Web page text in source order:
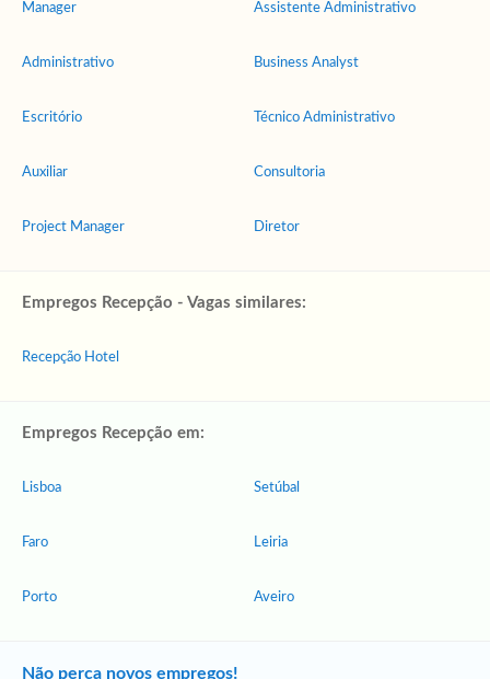
Manager
Administrativo
Escritório
Auxiliar
Project Manager
Assistente Administrativo
Business Analyst
Técnico Administrativo
Consultoria
Diretor
Empregos Recepção - Vagas similares:
Recepção Hotel
Empregos Recepção em:
Lisboa
Faro
Porto
Setúbal
Leiria
Aveiro
Não perca novos empregos!